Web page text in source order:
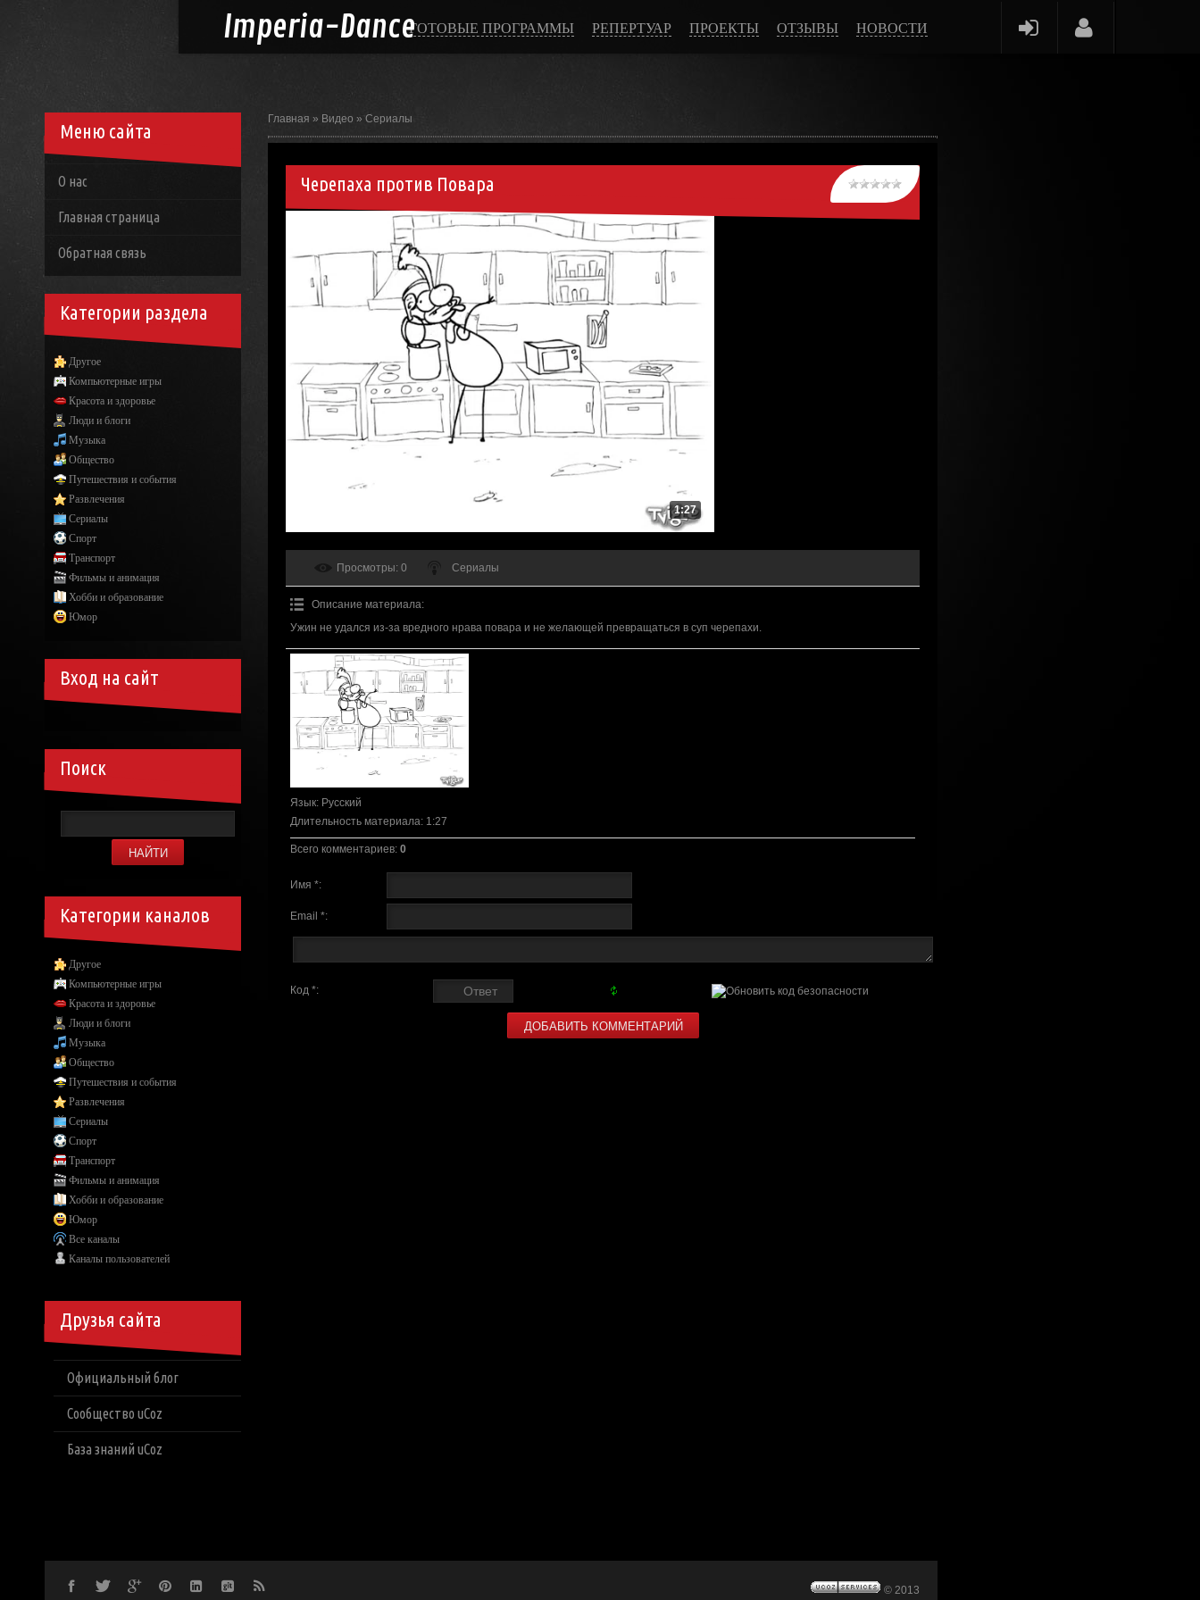
Imperia-DanceГОТОВЫЕ ПРОГРАММЫ РЕПЕРТУАР ПРОЕКТЫ ОТЗЫВЫ НОВОСТИ
Главная » Видео » Сериалы
Черепаха против Повара
1:27
Просмотры: 0 Сериалы
Описание материала:
Ужин не удался из-за вредного нрава повара и не желающей превращаться в суп черепахи.
Язык: Русский
Длительность материала: 1:27
Всего комментариев: 0
Имя *:
Email *:
Код *:
Меню сайта
О нас
Главная страница
Обратная связь
Категории раздела
Другое
Компьютерные игры
Красота и здоровье
Люди и блоги
Музыка
Общество
Путешествия и события
Развлечения
Сериалы
Спорт
Транспорт
Фильмы и анимация
Хобби и образование
Юмор
Вход на сайт
Поиск
Категории каналов
Другое
Компьютерные игры
Красота и здоровье
Люди и блоги
Музыка
Общество
Путешествия и события
Развлечения
Сериалы
Спорт
Транспорт
Фильмы и анимация
Хобби и образование
Юмор
Все каналы
Каналы пользователей
Друзья сайта
Официальный блог
Сообщество uCoz
База знаний uCoz
© 2013